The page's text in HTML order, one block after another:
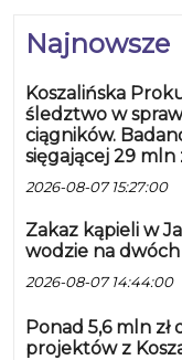
Najnowsze
Koszalińska
śledztwo w
ciągników.
sięgającej 29 mln
2026-08-07 15:27:00
Zakaz kąpieli w
wodzie na
2026-08-07 14:44:00
Ponad 5,6 mln
projektów z